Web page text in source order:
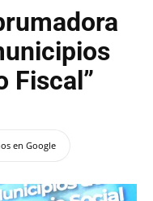
Fiscal”
en Google